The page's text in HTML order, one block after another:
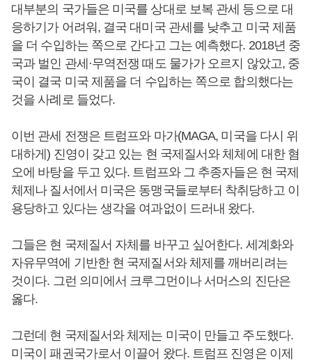
대부분의 국가들은 미국를 상대로 보복 관세 등으로 대
응하기가 어려워, 결국 대미국 관세를 낮추고 미국 제품
을 더 수입하는 쪽으로 간다고 그는 예측했다. 2018년 중
국과 벌인 관세·무역전쟁 때도 물가가 오르지 않았고, 중
국이 결국 미국 제품을 더 수입하는 쪽으로 합의했다는
것을 사례로 들었다.
이번 관세 전쟁은 트럼프와 마가(MAGA, 미국을 다시 위
대하게) 진영이 갖고 있는 현 국제질서와 체체에 대한 혐
오에 바탕을 두고 있다. 트럼프와 그 추종자들은 현 국제
체제나 질서에서 미국은 동맹국들로부터 착취당하고 이
용당하고 있다는 생각을 여과없이 드러내 왔다.
그들은 현 국제질서 자체를 바꾸고 싶어한다. 세계화와
자유무역에 기반한 현 국제질서와 체제를 깨버리려는
것이다. 그런 의미에서 크루그먼이나 서머스의 진단은
옳다.
그런데 현 국제질서와 체제는 미국이 만들고 주도했다.
미국이 패권국가로서 이끌어 왔다. 트럼프 진영은 이제